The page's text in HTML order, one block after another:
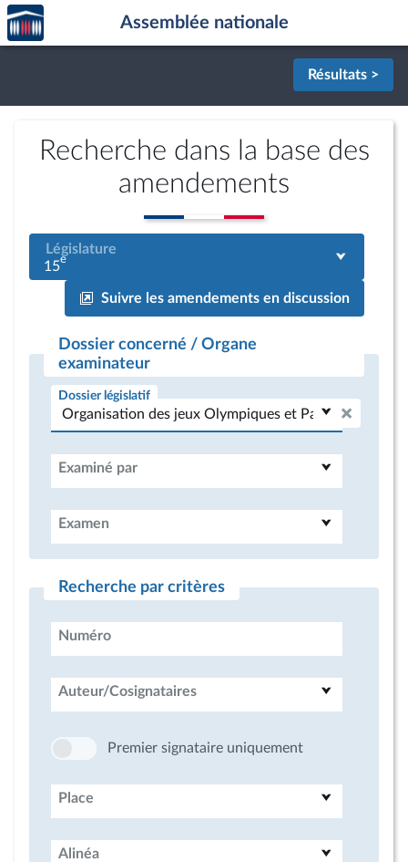
Aller au contenu
Aller en bas de la page
Accèder
à la
page
Assemblée nationale
Résultats >
Recherche dans la base des
amendements
Législature
15e
Suivre les amendements en discussion
Dossier concerné / Organe
examinateur
Dossier législatif
Examiné par
Examen
Recherche par critères
Numéro
Auteur/Cosignataires
Premier signataire uniquement
Place
Alinéa